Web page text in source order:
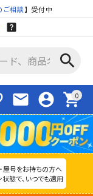
ご相談】受付中
search
mail account_circle shopping_cart
屋号をお持ちの方へ
状態で、いつでも適用